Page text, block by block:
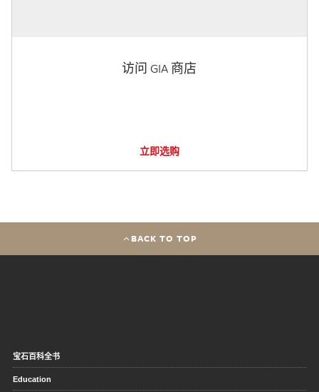
访问 GIA 商店
立即选购
BACK TO TOP
宝石百科全书
Education